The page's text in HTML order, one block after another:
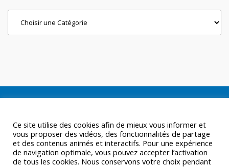
Ce site utilise des cookies afin de mieux vous informer et
vous proposer des vidéos, des fonctionnalités de partage
et des contenus animés et interactifs. Pour une expérience
de navigation optimale, vous pouvez accepter l’activation
de tous les cookies. Nous conservons votre choix pendant